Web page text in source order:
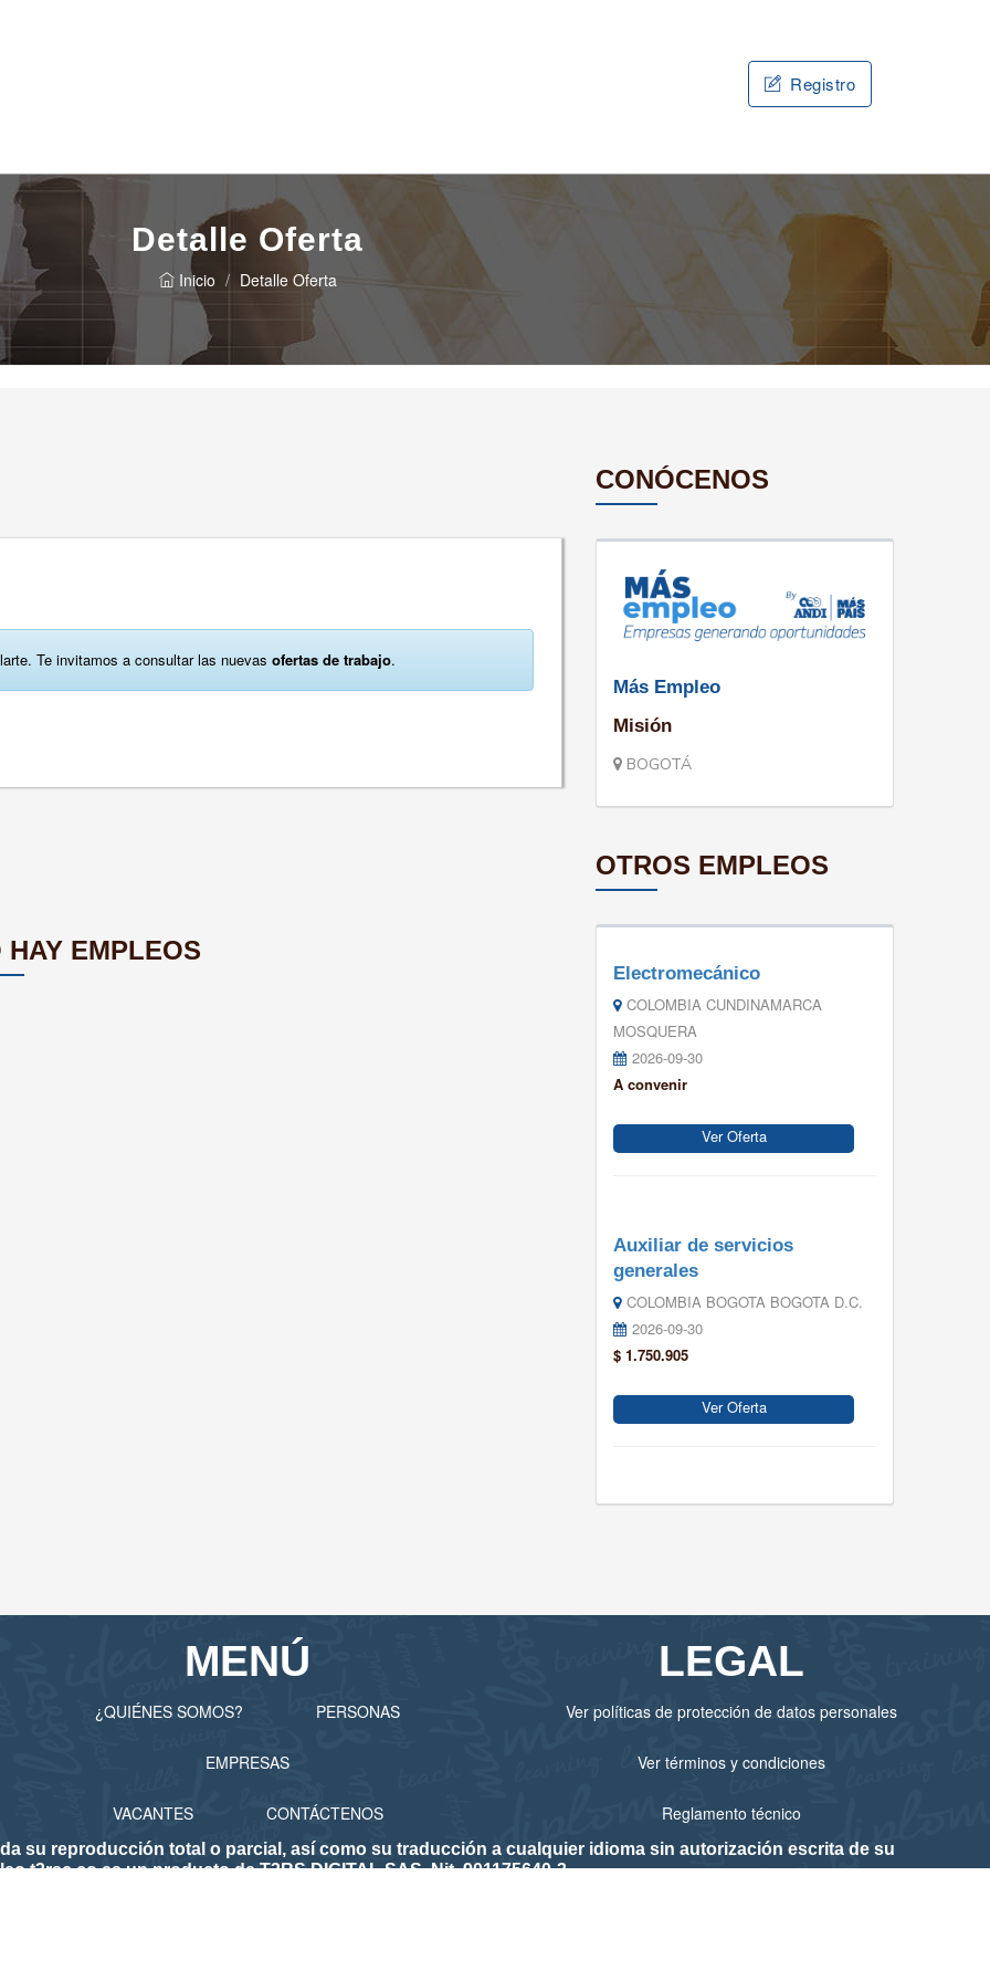
Registro
Detalle Oferta
Inicio Detalle Oferta
Te invitamos a consultar las nuevas ofertas de trabajo.
HAY EMPLEOS
CONÓCENOS
Más Empleo
Misión
BOGOTÁ
OTROS EMPLEOS
Electromecánico
COLOMBIA CUNDINAMARCA
MOSQUERA
2026-09-30
A convenir
Ver Oferta
Auxiliar de servicios
generales
COLOMBIA BOGOTA BOGOTA D.C.
2026-09-30
$ 1.750.905
Ver Oferta
MENÚ
¿QUIÉNES SOMOS? PERSONAS
EMPRESAS
VACANTES CONTÁCTENOS
LEGAL
Ver políticas de protección de datos personales
Ver términos y condiciones
Reglamento técnico
su reproducción total o parcial, así como su traducción a cualquier idioma sin autorización escrita de su
es un producto de T3RS DIGITAL SAS. Nit. 901175640-3